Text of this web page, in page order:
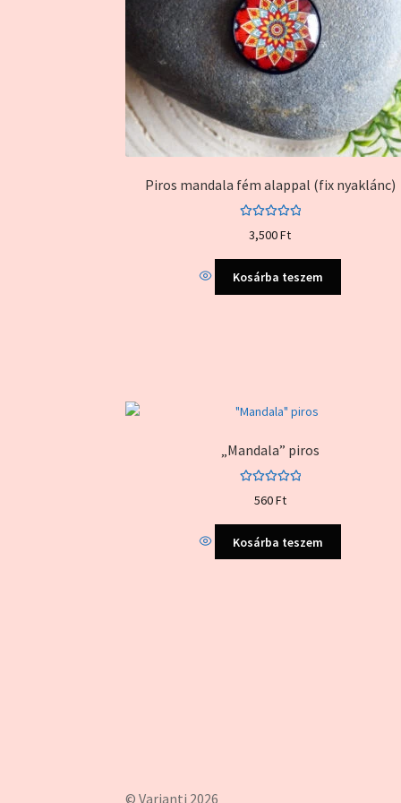
Piros mandala fém alappal (fix nyaklánc)
5.00
3,500Ft
Kosárba teszem
„Mandala” piros
5.00 / 5
560Ft
Kosárba teszem
© Varianti 2026